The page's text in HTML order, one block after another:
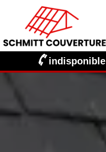
indisponible